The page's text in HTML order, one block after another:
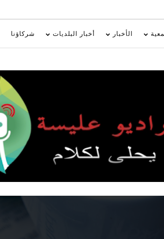
الأخبار أخبار البلديات شركاؤنا